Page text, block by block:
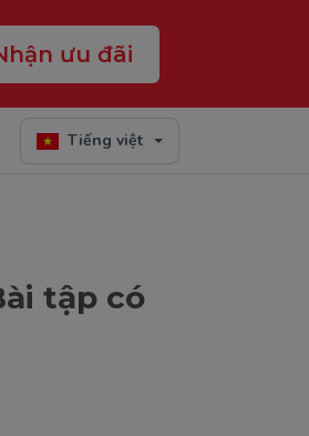
ưu đãi
Tiếng việt
tập có